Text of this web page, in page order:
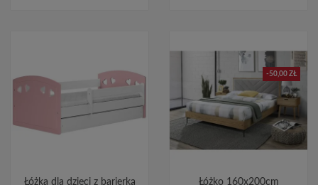
Łóżka dla dzieci z barierką
-50,00 ZŁ
Łóżko 160x200cm